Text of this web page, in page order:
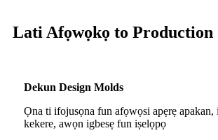
Lati Afọwọkọ to Production
Dekun Design Molds
Ọna ti ifojusọna fun afọwọsi apẹrẹ apakan,
kekere, awọn igbesẹ fun iṣelọpọ